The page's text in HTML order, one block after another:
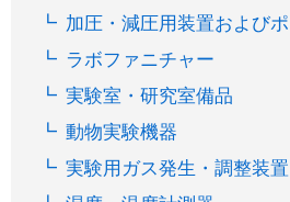
加圧・減圧用装置および
ラボファニチャー
実験室・研究室備品
動物実験機器
実験用ガス発生・調整装置